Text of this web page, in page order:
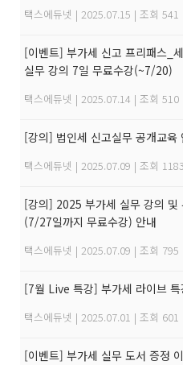
택스에듀넷 | 2025.07.15 | 조회 541
[이벤트] 부가세 신고 프리패스_
실무 강의 7일 무료수강(~7/20)
택스에듀넷 | 2025.07.14 | 조회 510
[강의] 법인세 신고실무 공개교육
택스에듀넷 | 2025.07.09 | 조회 1183
[강의] 2025 부가세 실무 강의 및
(7/27일까지 무료수강) 안내
택스에듀넷 | 2025.07.09 | 조회 795
[7월 Live 특강] 부가세 라이브 특
택스에듀넷 | 2025.07.01 | 조회 601
[이벤트] 부가세 실무 도서 증정